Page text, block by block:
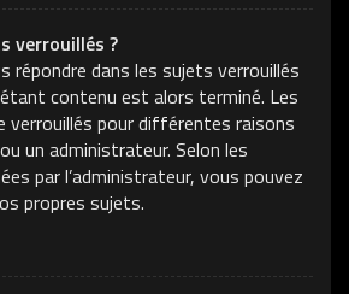
verrouillés ?
répondre dans les sujets verrouillés
contenu est alors terminé. Les
verrouillés pour différentes raisons
un administrateur. Selon les
par l’administrateur, vous pouvez
propres sujets.